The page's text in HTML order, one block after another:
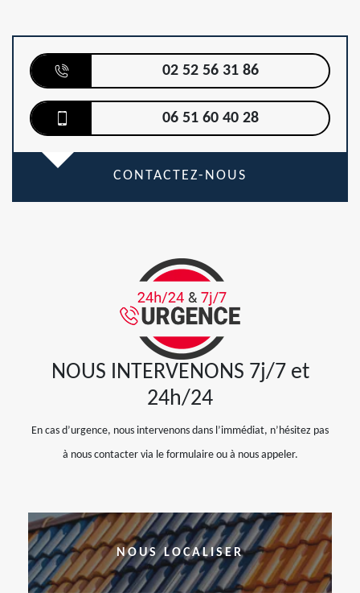
02 52 56 31 86
06 51 60 40 28
CONTACTEZ-NOUS
NOUS INTERVENONS 7j/7 et
24h/24
En cas d’urgence, nous intervenons dans l’immédiat, n’hésitez pas
à nous contacter via le formulaire ou à nous appeler.
NOUS LOCALISER